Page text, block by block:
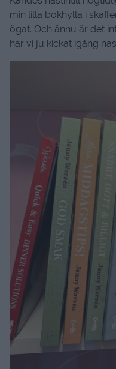
min lilla bokhylla i
ögat. Och ännu är det
har vi ju kickat igång